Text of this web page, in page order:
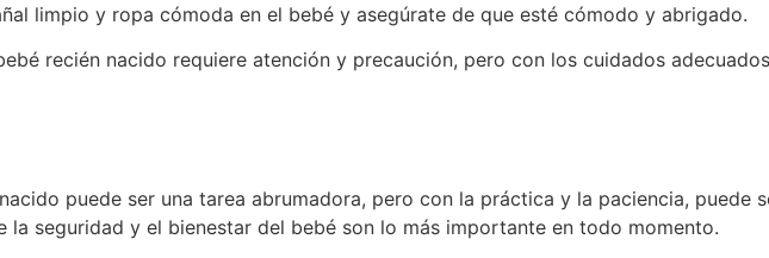
limpio y ropa cómoda en el bebé y asegúrate de que esté cómodo y abrigado.
recién nacido requiere atención y precaución, pero con los cuidados
puede ser una tarea abrumadora, pero con la práctica y la paciencia, puede
la seguridad y el bienestar del bebé son lo más importante en todo momento.